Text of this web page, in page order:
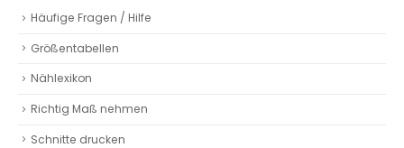
Häufige Fragen / Hilfe
Größentabellen
Nählexikon
Richtig Maß nehmen
Schnitte drucken